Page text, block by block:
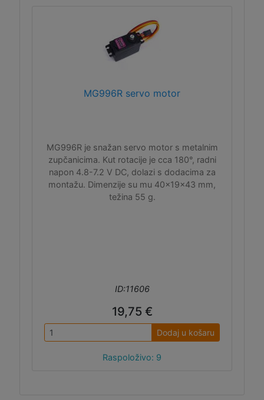
MG996R servo motor
MG996R je snažan servo motor s metalnim
zupčanicima. Kut rotacije je cca 180°, radni
napon 4.8-7.2 V DC, dolazi s dodacima za
montažu. Dimenzije su mu 40x19x43 mm,
težina 55 g.
ID:11606
19,75 €
Dodaj u košaru
Raspoloživo: 9